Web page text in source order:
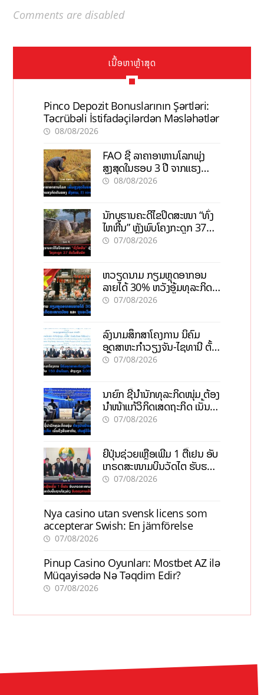
Comments are disabled
ເນື້ອຫາຫຼ້າສຸດ
Pinco Depozit Bonuslarının Şərtləri:
Təcrübəli İstifadəçilərdən Məsləhətlər
08/08/2026
FAO ຊີ້ ລາຄາອາຫານໂລກພຸ່ງ
ສູງສຸດໃນຮອບ 3 ປີ ຈາກແຮງ
ກົດດັນຂອງສົງຄາມ, El nino
08/08/2026
ນັກບູຮານຄະດີໄຂປິດສະໜາ “ທົ່ງ
ໄຫຫີນ” ຫຼັງພົບໂຄງກະດູກ 37
ຄົນໃນຫີນຍັກ
07/08/2026
ຫວຽດນາມ ກຽມຫຼຸດອາກອນ
ລາຍໄດ້ 30% ຫວັງອູ້ມທຸລະກິດ
ຂະໜາດນ້ອຍ ແລະ ຈຸນລະ
07/08/2026
ລົງນາມສຶກສາໂຄງການ ນິຄົມ
ອຸດສາຫະກຳວຽງຈັນ-ໄຊທານີ ຕັ້ງ
ເປົ້າດຶງທຶນ 150 ລ້ານໂດລາ, ສ້າງ
07/08/2026
ນາຍົກ ຊີ້ນຳນັກທຸລະກິດໜຸ່ມ ຕ້ອງ
ນຳໜ້າແກ້ວິກິດເສດຖະກິດ ເນັ້ນດຶງ
ທຶນສາກົນ, ຫັນສູ່ດິຈິຕອນ
07/08/2026
ຍີ່ປຸ່ນຊ່ວຍເຫຼືອເພີ່ມ 1 ຕື້ເຢນ ອັບ
ເກຣດສະໜາມບິນວັດໄຕ ຮັບຮອງ
ການເຕີບໂຕ
07/08/2026
Nya casino utan svensk licens som
accepterar Swish: En jämförelse
07/08/2026
Pinup Casino Oyunları: Mostbet AZ ilə
Müqayisədə Nə Təqdim Edir?
07/08/2026